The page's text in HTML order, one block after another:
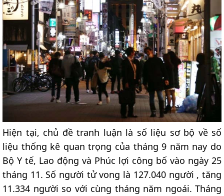
Hiện tại, chủ đề tranh luận là số liệu sơ bộ về số
liệu thống kê quan trọng của tháng 9 năm nay do
Bộ Y tế, Lao động và Phúc lợi công bố vào ngày 25
tháng 11. Số người tử vong là 127.040 người , tăng
11.334 người so với cùng tháng năm ngoái. Tháng